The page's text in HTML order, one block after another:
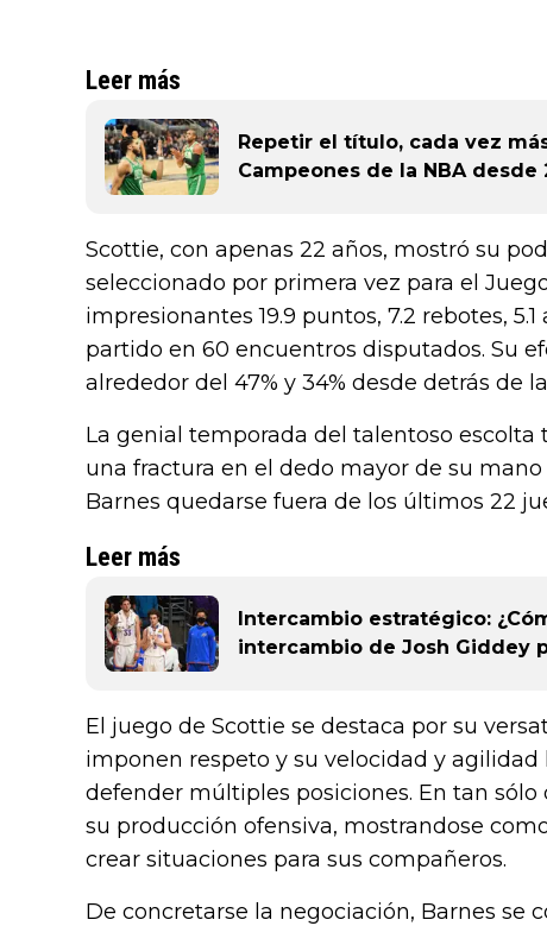
Leer más
Repetir el título, cada vez
Campeones de la NBA desde
Scottie, con apenas 22 años, mostró su
seleccionado por primera vez para el
impresionantes 19.9 puntos, 7.2 rebotes, 5.1
partido en 60 encuentros disputados. Su
alrededor del 47% y 34% desde detrás de
La genial temporada del talentoso
una fractura en el dedo mayor de su
Barnes quedarse fuera de los últimos 22
Leer más
Intercambio estratégico:
intercambio de Josh Giddey
El juego de Scottie se destaca por su
imponen respeto y su velocidad y
defender múltiples posiciones. En tan
su producción ofensiva, mostrandose
crear situaciones para sus compañeros.
De concretarse la negociación, Barnes se